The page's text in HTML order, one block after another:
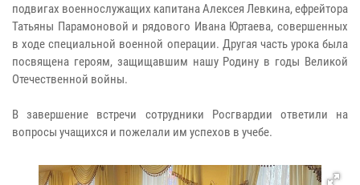
подвигах военнослужащих капитана Алексея Левкина, ефрейтора
Татьяны Парамоновой и рядового Ивана Юртаева, совершенных
в ходе специальной военной операции. Другая часть урока была
посвящена героям, защищавшим нашу Родину в годы Великой
Отечественной войны.
В завершение встречи сотрудники Росгвардии ответили на
вопросы учащихся и пожелали им успехов в учебе.​​​​​​​